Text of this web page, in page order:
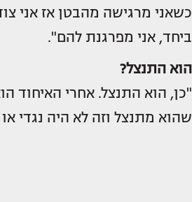
כשאני מרגישה מהבטן אז אני
ביחד, אני מפרגנת להם".
הוא התנצל?
"כן, הוא התנצל. אחרי האיחוד
שהוא מתנצל וזה לא היה נגדי או